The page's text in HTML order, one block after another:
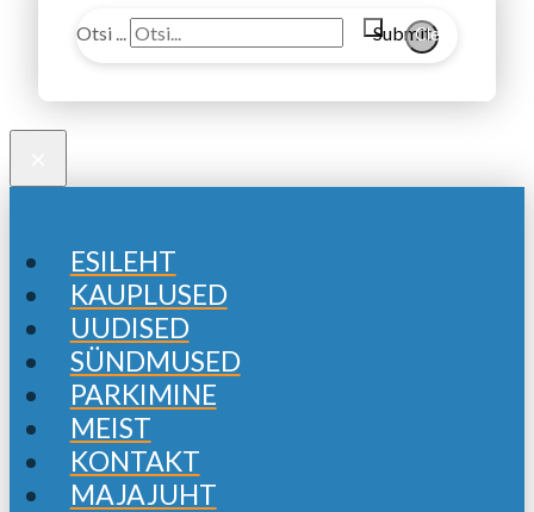
Otsi ... Submit
Clear
ESILEHT
KAUPLUSED
UUDISED
SÜNDMUSED
PARKIMINE
MEIST
KONTAKT
MAJAJUHT